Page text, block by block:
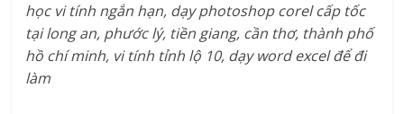
học vi tính ngắn hạn, dạy photoshop corel cấp tốc
tại long an, phước lý, tiền giang, cần thơ, thành phố
hồ chí minh, vi tính tỉnh lộ 10, dạy word excel để đi
làm